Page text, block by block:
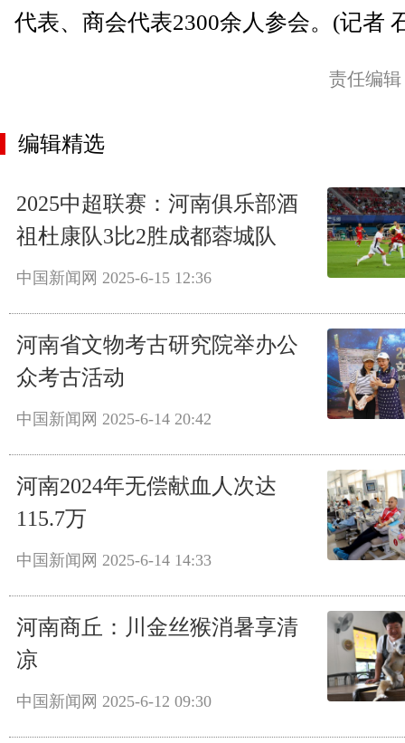
代表、商会代表2300余人参会。(记者
责任编
编辑精选
2025中超联赛：河南俱乐部酒
祖杜康队3比2胜成都蓉城队
中国新闻网 2025-6-15 12:36
河南省文物考古研究院举办公
众考古活动
中国新闻网 2025-6-14 20:42
河南2024年无偿献血人次达
115.7万
中国新闻网 2025-6-14 14:33
河南商丘：川金丝猴消暑享清
凉
中国新闻网 2025-6-12 09:30